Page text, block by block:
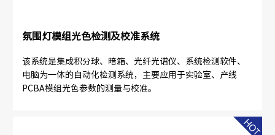
氛围灯模组光色检测及校准系统
该系统是集成积分球、暗箱、光纤光谱仪、系统检测软件、
电脑为一体的自动化检测系统，主要应用于实验室、产线
PCBA模组光色参数的测量与校准。